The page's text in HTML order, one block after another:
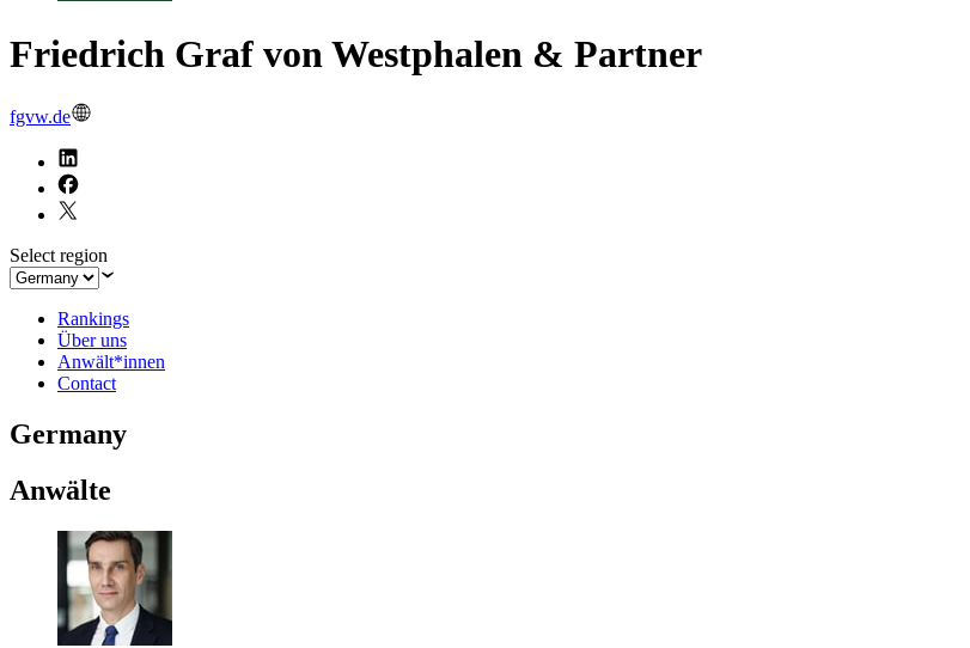
Friedrich Graf von Westphalen & Partner
fgvw.de
Select region
Rankings
Über uns
Anwält*innen
Contact
Germany
Anwälte